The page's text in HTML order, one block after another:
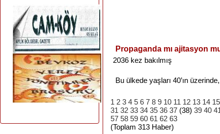
Propaganda mı ajitasyon
2036 kez bakılmış
Bu ülkede yaşları 40’ın üzerinde
1 2 3 4 5 6 7 8 9 10 11 12 13 14 15
31 32 33 34 35 36 37 (38) 39 40
57 58 59 60 61 62 63
(Toplam 313 Haber)